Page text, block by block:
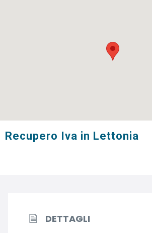
Recupero Iva in Lettonia
DETTAGLI